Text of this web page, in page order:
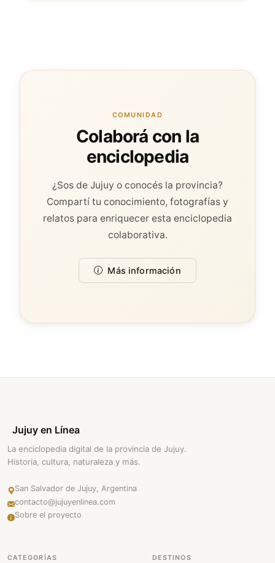
COMUNIDAD
Colaborá con la
enciclopedia
¿Sos de Jujuy o conocés la provincia?
Compartí tu conocimiento, fotografías y
relatos para enriquecer esta enciclopedia
colaborativa.
Más información
Jujuy en Línea
La enciclopedia digital de la provincia de Jujuy.
Historia, cultura, naturaleza y más.
San Salvador de Jujuy, Argentina
contacto@jujuyenlinea.com
Sobre el proyecto
CATEGORÍAS DESTINOS